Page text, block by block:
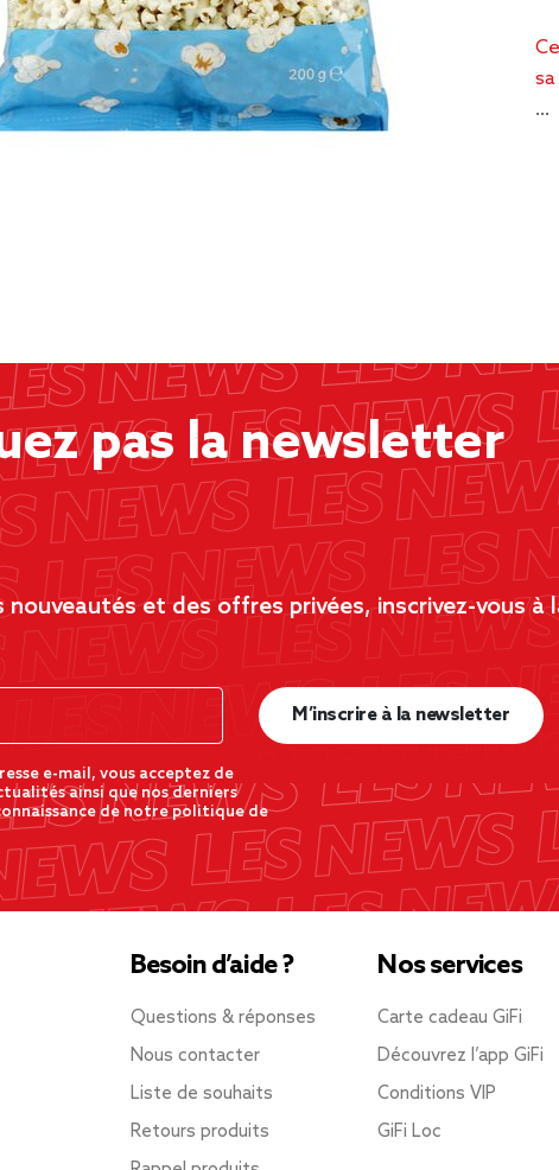
…
pas la newsletter
et des offres privées, inscrivez-vous à
e-mail, vous acceptez de
ainsi que nos derniers
de notre politique de
M’inscrire à la newsletter
Besoin d’aide ?
Questions & réponses
Nous contacter
Liste de souhaits
Retours produits
Nos services
Carte cadeau GiFi
Découvrez l’app GiFi
Conditions VIP
GiFi Loc